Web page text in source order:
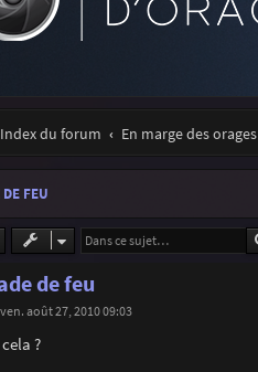
Index du forum En marge des orages
FEU
de feu
ven. août 27, 2010 09:03
?